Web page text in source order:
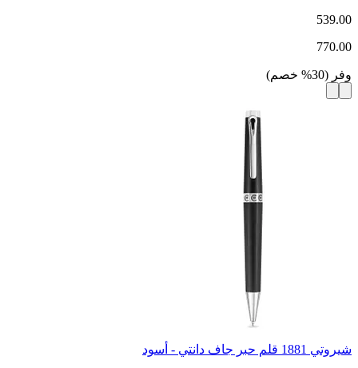
539.00
770.00
وفر (
30
% خصم)
شيروتي 1881 قلم حبر جاف دانتي - أسود